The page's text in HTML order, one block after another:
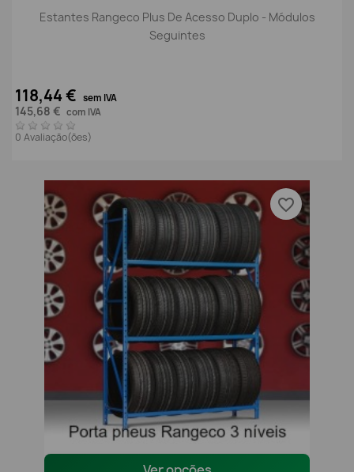
Estantes Rangeco Plus De Acesso Duplo - Módulos
Seguintes
118,44 € sem IVA
145,68 € com IVA
0 Avaliação(ões)
favorite_border